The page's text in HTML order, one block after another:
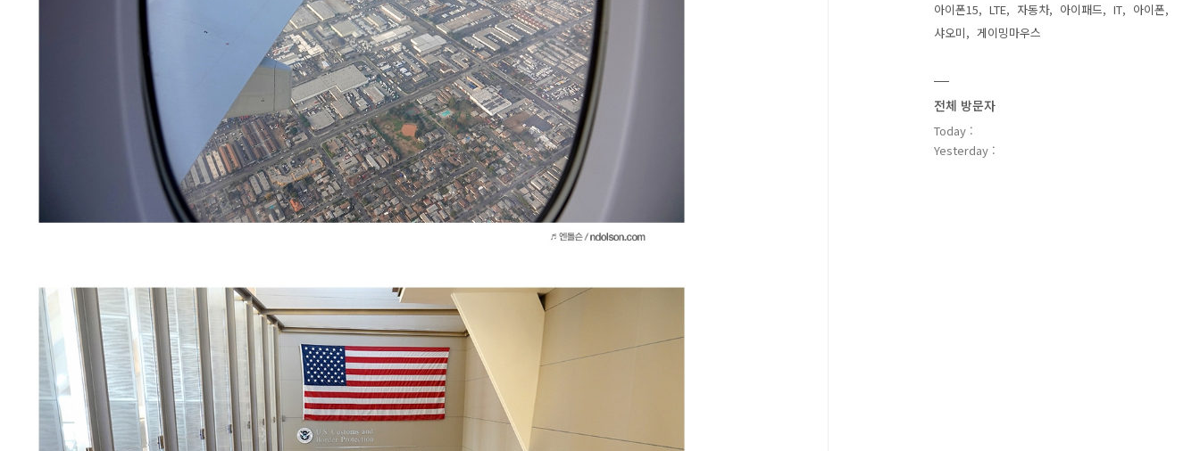
아이폰15
LTE 자동차 아이패드 IT
아이폰
샤오미
게이밍마우스
전체 방문자
Today :
Yesterday :